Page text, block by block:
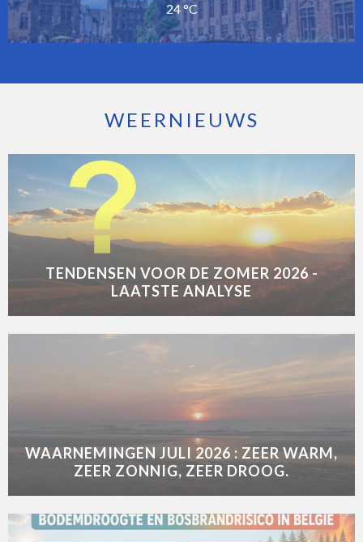
24 °C
WEERNIEUWS
TENDENSEN VOOR DE ZOMER 2026 -
LAATSTE ANALYSE
WAARNEMINGEN JULI 2026 : ZEER WARM,
ZEER ZONNIG, ZEER DROOG.